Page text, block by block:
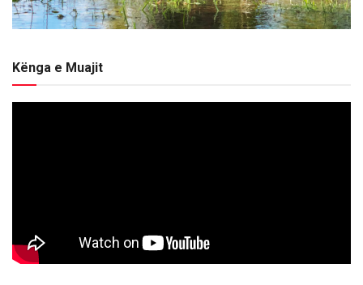
Kënga e Muajit